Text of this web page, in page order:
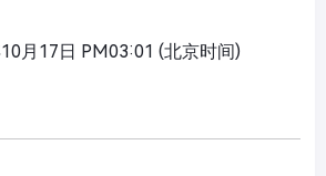
10月17日 PM03:01 (北京时间)